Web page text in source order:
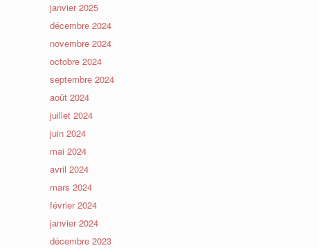
janvier 2025
décembre 2024
novembre 2024
octobre 2024
septembre 2024
août 2024
juillet 2024
juin 2024
mai 2024
avril 2024
mars 2024
février 2024
janvier 2024
décembre 2023